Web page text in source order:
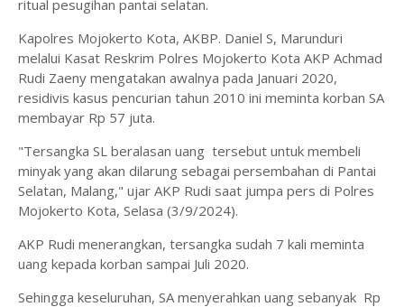
ritual pesugihan pantai selatan.
Kapolres Mojokerto Kota, AKBP. Daniel S, Marunduri
melalui Kasat Reskrim Polres Mojokerto Kota AKP Achmad
Rudi Zaeny mengatakan awalnya pada Januari 2020,
residivis kasus pencurian tahun 2010 ini meminta korban SA
membayar Rp 57 juta.
"Tersangka SL beralasan uang tersebut untuk membeli
minyak yang akan dilarung sebagai persembahan di Pantai
Selatan, Malang," ujar AKP Rudi saat jumpa pers di Polres
Mojokerto Kota, Selasa (3/9/2024).
AKP Rudi menerangkan, tersangka sudah 7 kali meminta
uang kepada korban sampai Juli 2020.
Sehingga keseluruhan, SA menyerahkan uang sebanyak Rp